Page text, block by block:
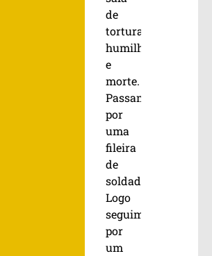
de
tortura,
humilhação
e
morte.
Passamos
por
uma
fileira
de
soldados.
Logo
seguimos
por
um